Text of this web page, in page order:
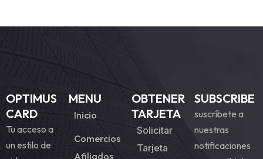
OPTIMUS
CARD
Tu acceso a
un estilo de
MENU
Inicio
Comercios
Afiliados
OBTENER
TARJETA
Solicitar
Tarjeta
SUBSCRIBE
suscríbete a
nuestras
notificaciones